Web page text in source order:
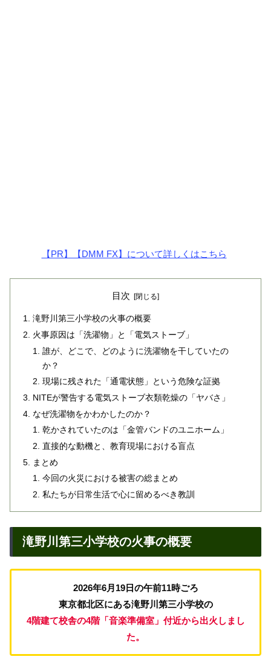
【PR】【DMM FX】について詳しくはこちら
目次
滝野川第三小学校の火事の概要
火事原因は「洗濯物」と「電気ストーブ」
誰が、どこで、どのように洗濯物を干していたの
か？
現場に残された「通電状態」という危険な証拠
NITEが警告する電気ストーブ衣類乾燥の「ヤバさ」
なぜ洗濯物をかわかしたのか？
乾かされていたのは「金管バンドのユニホーム」
直接的な動機と、教育現場における盲点
まとめ
今回の火災における被害の総まとめ
私たちが日常生活で心に留めるべき教訓
滝野川第三小学校の火事の概要
2026年6月19日の午前11時ごろ
東京都北区にある滝野川第三小学校の
4階建て校舎の4階「音楽準備室」付近から出火しまし
た。